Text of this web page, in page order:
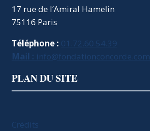
17 rue de l’Amiral Hamelin
75116 Paris
Téléphone : 01.72.60.54.39
Mail : info@fondationconcorde.com
PLAN DU SITE
Crédits